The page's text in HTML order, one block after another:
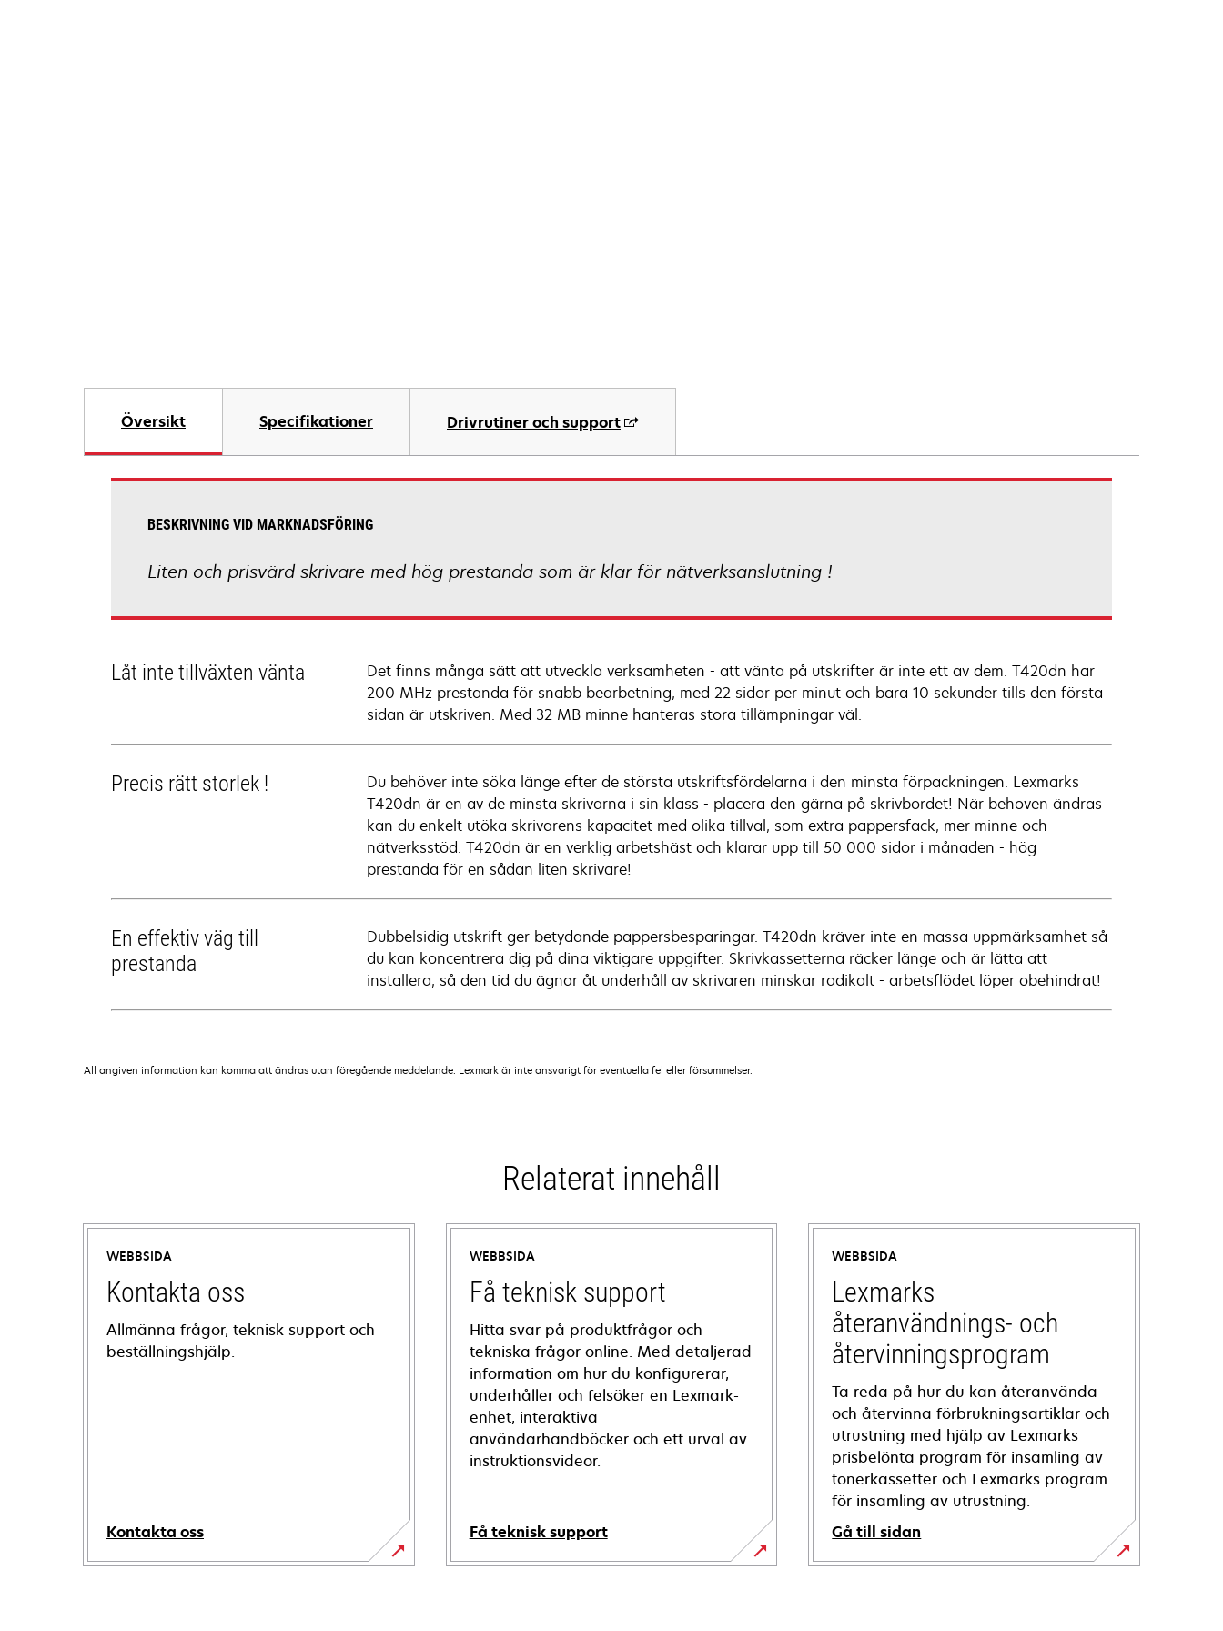
Översikt Specifikationer Drivrutiner och support
BESKRIVNING VID MARKNADSFÖRING
Liten och prisvärd skrivare med hög prestanda som är klar för nätverksanslutning !
Låt inte tillväxten vänta
Det finns många sätt att utveckla verksamheten - att vänta på utskrifter är inte ett av dem. T420dn har
200 MHz prestanda för snabb bearbetning, med 22 sidor per minut och bara 10 sekunder tills den första
sidan är utskriven. Med 32 MB minne hanteras stora tillämpningar väl.
Precis rätt storlek !
Du behöver inte söka länge efter de största utskriftsfördelarna i den minsta förpackningen. Lexmarks
T420dn är en av de minsta skrivarna i sin klass - placera den gärna på skrivbordet! När behoven ändras
kan du enkelt utöka skrivarens kapacitet med olika tillval, som extra pappersfack, mer minne och
nätverksstöd. T420dn är en verklig arbetshäst och klarar upp till 50 000 sidor i månaden - hög
prestanda för en sådan liten skrivare!
En effektiv väg till
prestanda
Dubbelsidig utskrift ger betydande pappersbesparingar. T420dn kräver inte en massa uppmärksamhet så
du kan koncentrera dig på dina viktigare uppgifter. Skrivkassetterna räcker länge och är lätta att
installera, så den tid du ägnar åt underhåll av skrivaren minskar radikalt - arbetsflödet löper obehindrat!
All angiven information kan komma att ändras utan föregående meddelande. Lexmark är inte ansvarigt för eventuella fel eller försummelser.
Relaterat innehåll
WEBBSIDA
Kontakta oss
Allmänna frågor, teknisk support och
beställningshjälp.
Kontakta oss
WEBBSIDA
Få teknisk support
Hitta svar på produktfrågor och
tekniska frågor online. Med detaljerad
information om hur du konfigurerar,
underhåller och felsöker en Lexmark-
enhet, interaktiva
användarhandböcker och ett urval av
instruktionsvideor.
Få teknisk support
opens
WEBBSIDA
Lexmarks
återanvändnings- och
återvinningsprogram
Ta reda på hur du kan återanvända
och återvinna förbrukningsartiklar och
utrustning med hjälp av Lexmarks
prisbelönta program för insamling av
tonerkassetter och Lexmarks program
för insamling av utrustning.
Gå till sidan